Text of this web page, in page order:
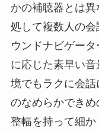
かの補聴器とは
処して複数人の
ウンドナビゲー
に応じた素早い
境でもラクに会
のなめらかでき
整幅を持って細か